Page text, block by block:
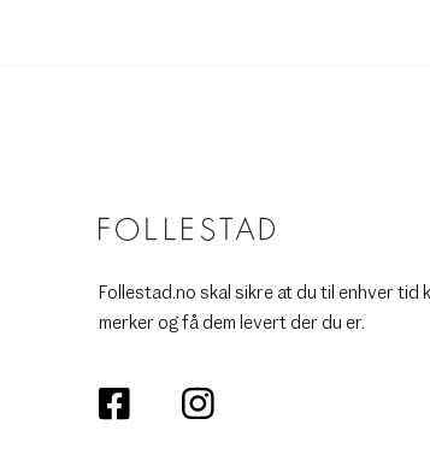
Follestad.no skal sikre at du til enhver
merker og få dem levert der du er.